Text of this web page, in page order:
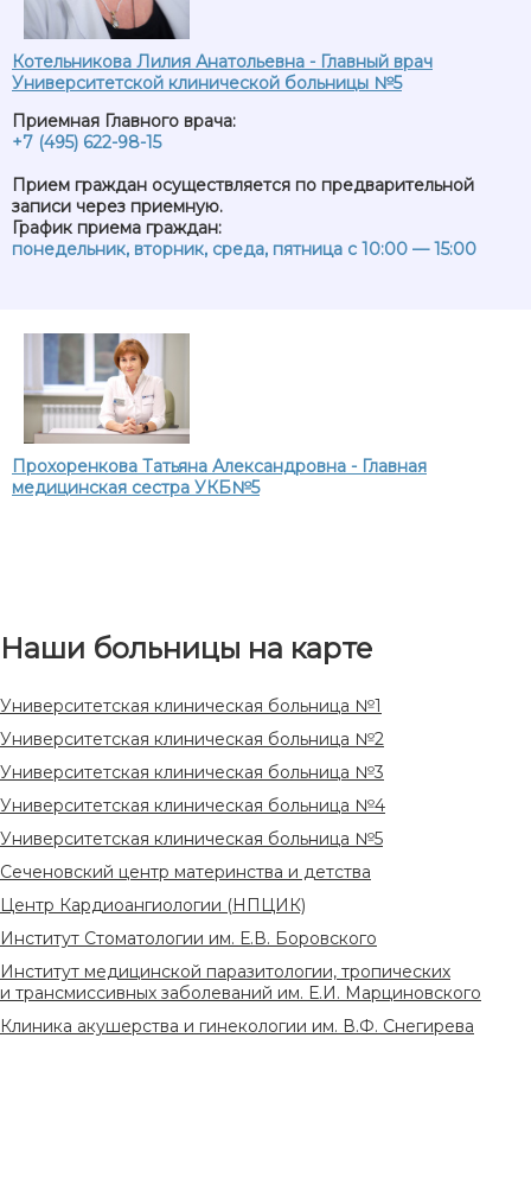
Котельникова Лилия Анатольевна - Главный врач
Университетской клинической больницы №5
Приемная Главного врача:
+7 (495) 622-98-15
Прием граждан осуществляется по предварительной
записи через приемную.
График приема граждан:
понедельник, вторник, среда, пятница с 10:00 — 15:00
Прохоренкова Татьяна Александровна - Главная
медицинская сестра УКБ№5
Наши больницы на карте
Университетская клиническая больница №1
Университетская клиническая больница №2
Университетская клиническая больница №3
Университетская клиническая больница №4
Университетская клиническая больница №5
Сеченовский центр материнства и детства
Центр Кардиоангиологии (НПЦИК)
Институт Стоматологии им. Е.В. Боровского
Институт медицинской паразитологии, тропических
и трансмиссивных заболеваний им. Е.И. Марциновского
Клиника акушерства и гинекологии им. В.Ф. Снегирева